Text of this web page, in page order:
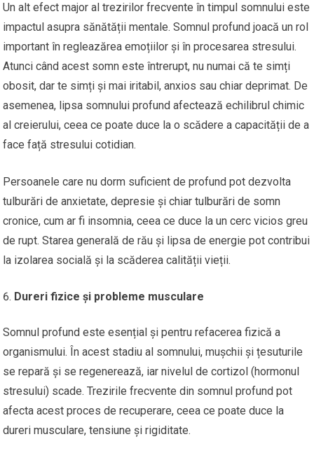
Un alt efect major al trezirilor frecvente în timpul somnului este
impactul asupra sănătății mentale. Somnul profund joacă un rol
important în regleazărea emoțiilor și în procesarea stresului.
Atunci când acest somn este întrerupt, nu numai că te simți
obosit, dar te simți și mai iritabil, anxios sau chiar deprimat. De
asemenea, lipsa somnului profund afectează echilibrul chimic
al creierului, ceea ce poate duce la o scădere a capacității de a
face față stresului cotidian.
Persoanele care nu dorm suficient de profund pot dezvolta
tulburări de anxietate, depresie și chiar tulburări de somn
cronice, cum ar fi insomnia, ceea ce duce la un cerc vicios greu
de rupt. Starea generală de rău și lipsa de energie pot contribui
la izolarea socială și la scăderea calității vieții.
Dureri fizice și probleme musculare
Somnul profund este esențial și pentru refacerea fizică a
organismului. În acest stadiu al somnului, mușchii și țesuturile
se repară și se regenerează, iar nivelul de cortizol (hormonul
stresului) scade. Trezirile frecvente din somnul profund pot
afecta acest proces de recuperare, ceea ce poate duce la
dureri musculare, tensiune și rigiditate.